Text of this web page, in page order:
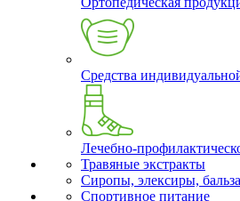
Средства
Лечебно-
Травяные экстракты
Сиропы, элексиры,
Спортивное питание